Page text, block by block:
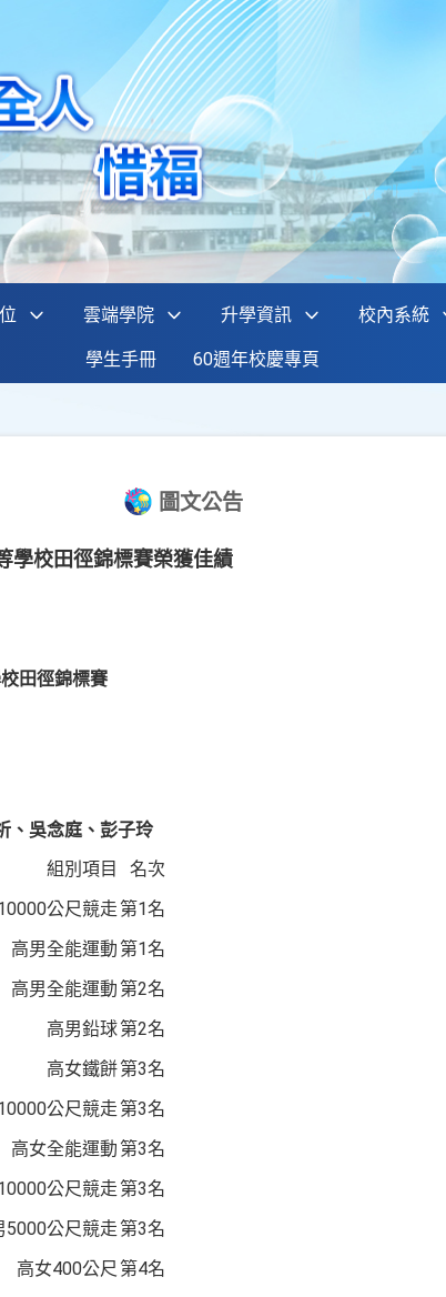
雲端學院 升學資訊 校內系統
學生手冊 60週年校慶專頁
圖文公告
學校田徑錦標賽榮獲佳績
田徑錦標賽
、吳念庭、彭子玲
組別項目
名次
公尺競走 第1名
高男全能運動 第1名
高男全能運動 第2名
高男鉛球第2名
高女鐵餅第3名
公尺競走 第3名
高女全能運動 第3名
公尺競走 第3名
5000公尺競走 第3名
高女400公尺 第4名